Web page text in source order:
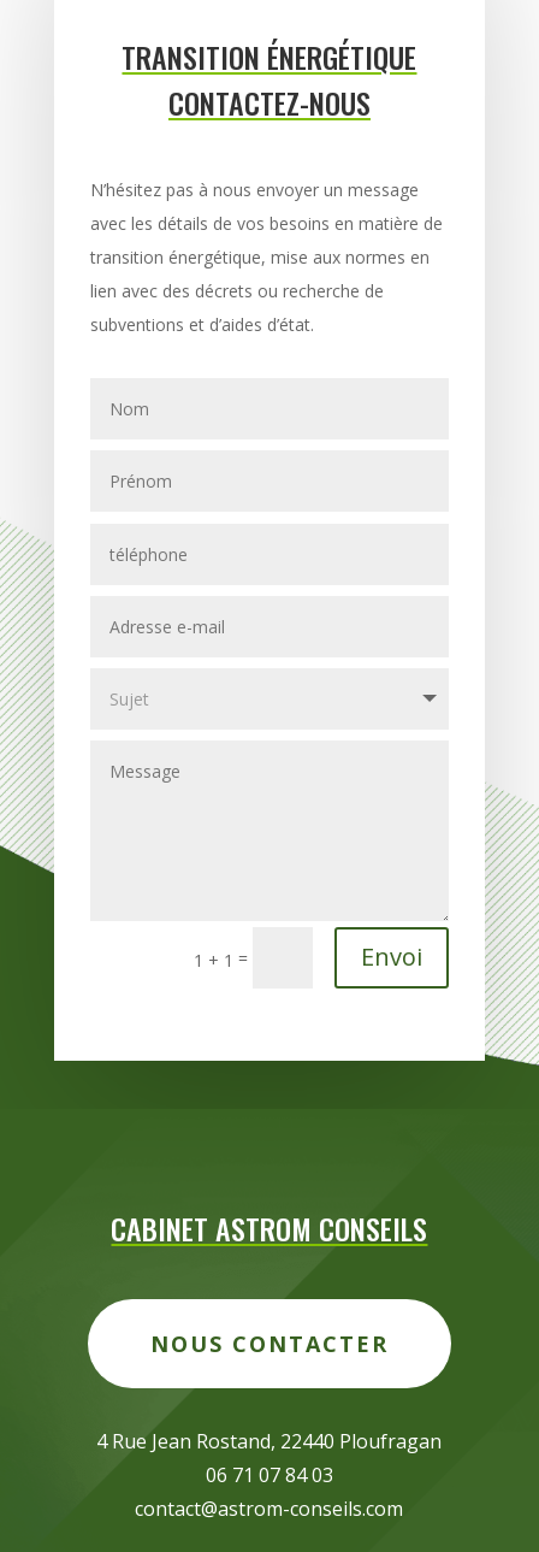
TRANSITION ÉNERGÉTIQUE
CONTACTEZ-NOUS
N’hésitez pas à nous envoyer un message
avec les détails de vos besoins en matière de
transition énergétique, mise aux normes en
lien avec des décrets ou recherche de
subventions et d’aides d’état.
1 + 1 = Envoi
CABINET ASTROM CONSEILS
NOUS CONTACTER
4 Rue Jean Rostand, 22440 Ploufragan
06 71 07 84 03
contact@astrom-conseils.com